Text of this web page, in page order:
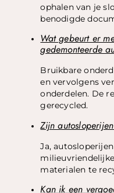
ophalen van je
benodigde
Wat gebeurt er
gedemonteerde
Bruikbare
en vervolgens
onderdelen. De
gerecycled.
Zijn
Ja,
materialen te
Kan ik een